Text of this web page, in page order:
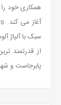
همکاری خود
از قدرتمند
پابرجاست و